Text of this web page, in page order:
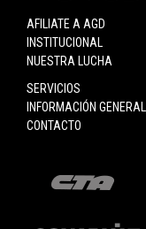
AFILIATE A AGD
INSTITUCIONAL
NUESTRA LUCHA
SERVICIOS
INFORMACIÓN GENERAL
CONTACTO